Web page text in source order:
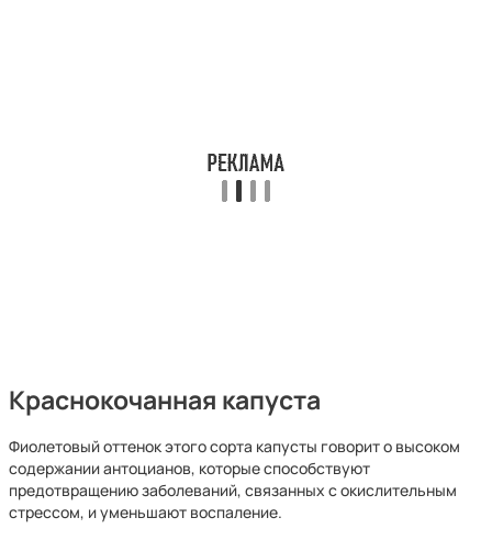
Краснокочанная капуста
Фиолетовый оттенок этого сорта капусты говорит о высоком
содержании антоцианов, которые способствуют
предотвращению заболеваний, связанных с окислительным
стрессом, и уменьшают воспаление.